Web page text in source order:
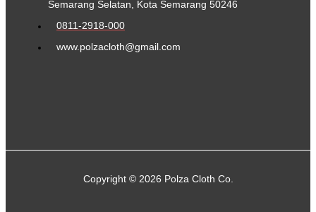
Semarang Selatan, Kota Semarang 50246
0811-2918-000
www.polzacloth@gmail.com
Copyright © 2026 Polza Cloth Co.